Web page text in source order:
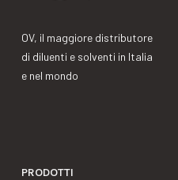
OV, il maggiore distributore
di diluenti e solventi in Italia
e nel mondo
PRODOTTI